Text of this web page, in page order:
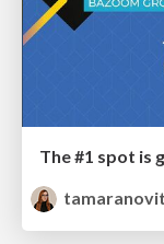
The #1 spot is